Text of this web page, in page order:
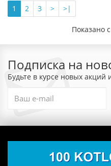
1 2 3 > >|
Показано
Подписка на
Будьте в курсе новых